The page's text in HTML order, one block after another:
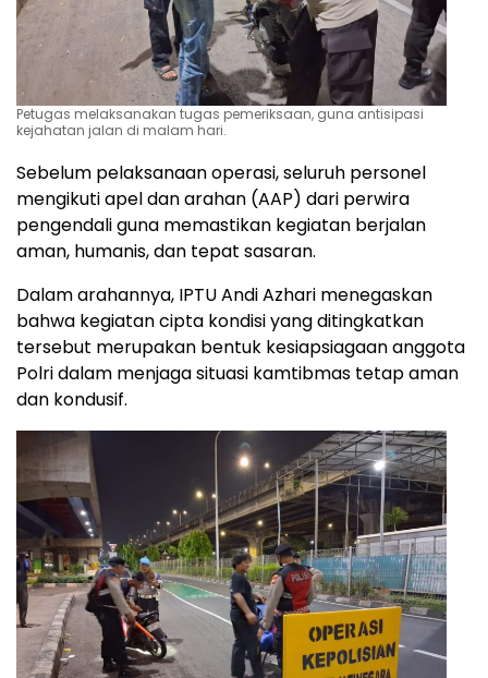
Petugas melaksanakan tugas pemeriksaan, guna antisipasi
kejahatan jalan di malam hari.
Sebelum pelaksanaan operasi, seluruh personel
mengikuti apel dan arahan (AAP) dari perwira
pengendali guna memastikan kegiatan berjalan
aman, humanis, dan tepat sasaran.
Dalam arahannya, IPTU Andi Azhari menegaskan
bahwa kegiatan cipta kondisi yang ditingkatkan
tersebut merupakan bentuk kesiapsiagaan anggota
Polri dalam menjaga situasi kamtibmas tetap aman
dan kondusif.